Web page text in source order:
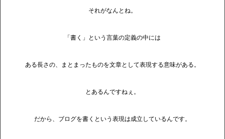
それがなんとね。
「書く」という言葉の定義の中には
ある長さの、まとまったものを文章として表現する意味がある。
とあるんですねぇ。
だから、ブログを書くという表現は成立しているんです。